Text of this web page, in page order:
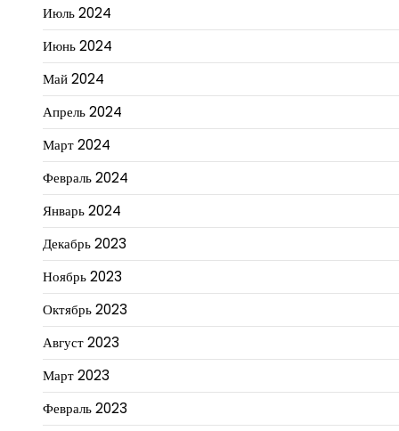
Июль 2024
Июнь 2024
Май 2024
Апрель 2024
Март 2024
Февраль 2024
Январь 2024
Декабрь 2023
Ноябрь 2023
Октябрь 2023
Август 2023
Март 2023
Февраль 2023